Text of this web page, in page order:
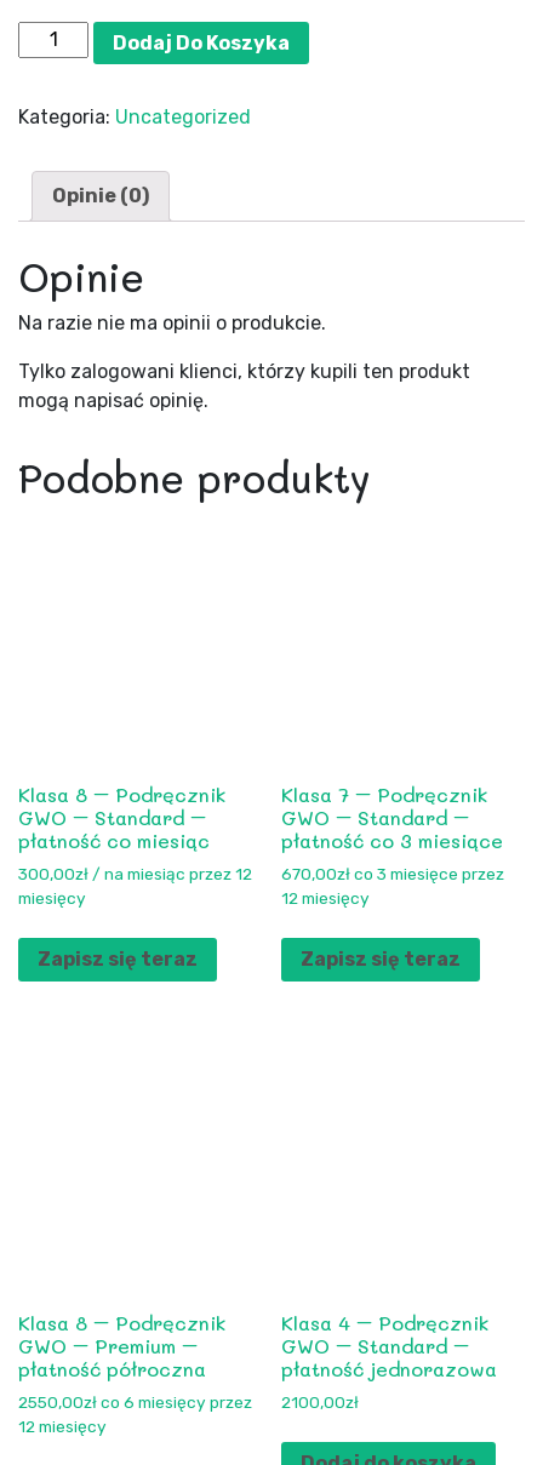
ilość
Egzamin
-
Dodaj Do Koszyka
Kategoria: Uncategorized
Opinie (0)
Opinie
Na razie nie ma opinii o produkcie.
Tylko zalogowani klienci, którzy kupili ten produkt
mogą napisać opinię.
Podobne produkty
Klasa 8 – Podręcznik
GWO – Standard –
płatność co miesiąc
300,00zł / na miesiąc przez 12
miesięcy
Zapisz się teraz
Klasa 7 – Podręcznik
GWO – Standard –
płatność co 3 miesiące
670,00zł co 3 miesięce przez
12 miesięcy
Zapisz się teraz
Klasa 8 – Podręcznik
GWO – Premium –
płatność półroczna
2550,00złco 6 miesięcy przez
12 miesięcy
Klasa 4 – Podręcznik
GWO – Standard –
płatność jednorazowa
2100,00zł